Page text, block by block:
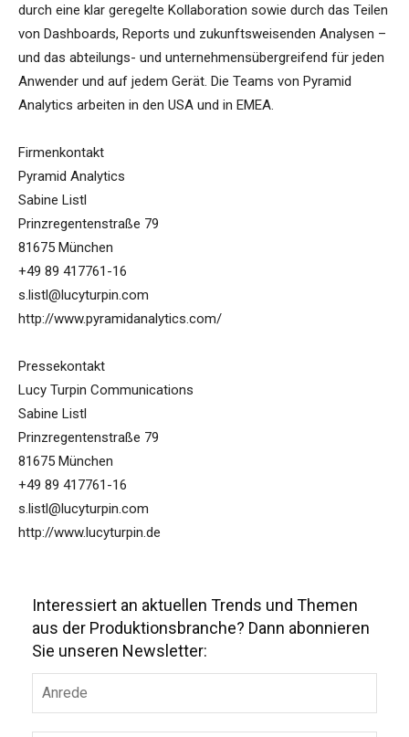
durch eine klar geregelte Kollaboration sowie durch das Teilen
von Dashboards, Reports und zukunftsweisenden Analysen –
und das abteilungs- und unternehmensübergreifend für jeden
Anwender und auf jedem Gerät. Die Teams von Pyramid
Analytics arbeiten in den USA und in EMEA.
Firmenkontakt
Pyramid Analytics
Sabine Listl
Prinzregentenstraße 79
81675 München
+49 89 417761-16
s.listl@lucyturpin.com
http://www.pyramidanalytics.com/
Pressekontakt
Lucy Turpin Communications
Sabine Listl
Prinzregentenstraße 79
81675 München
+49 89 417761-16
s.listl@lucyturpin.com
http://www.lucyturpin.de
Interessiert an aktuellen Trends und Themen
aus der Produktionsbranche? Dann abonnieren
Sie unseren Newsletter: